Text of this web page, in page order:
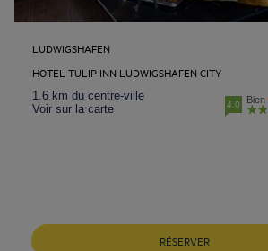
LUDWIGSHAFEN
HOTEL TULIP INN LUDWIGSHAFEN CITY
1.6 km du centre-ville
Voir sur la carte
4.0 Bien
RÉSERVER